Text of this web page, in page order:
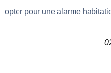
opter pour une alarme